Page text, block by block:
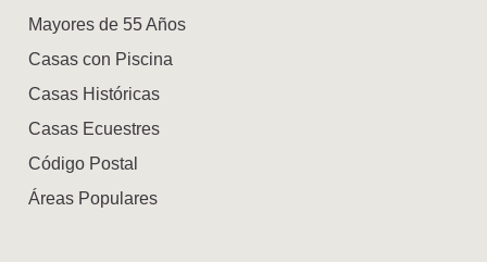
Mayores de 55 Años
Casas con Piscina
Casas Históricas
Casas Ecuestres
Código Postal
Áreas Populares